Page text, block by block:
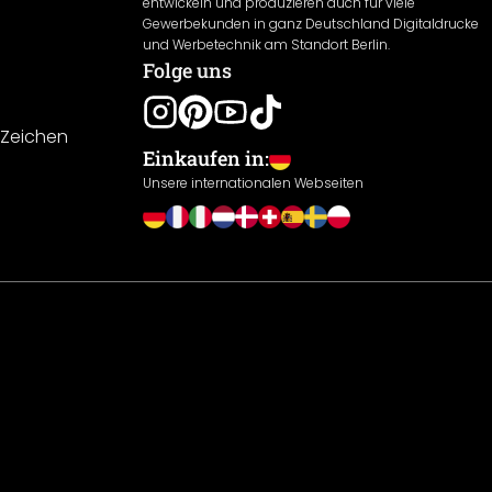
Gewerbekunden in ganz Deutschland Digitaldrucke
und Werbetechnik am Standort Berlin.
Folge uns
Einkaufen in:
Unsere internationalen Webseiten